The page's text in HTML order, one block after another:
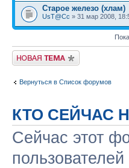
Старое железо (хлам)
UsT@Cc » 31 мар 2008,
Новая тема
Вернуться в Список форумов
КТО СЕЙЧАС
Сейчас этот
пользователей